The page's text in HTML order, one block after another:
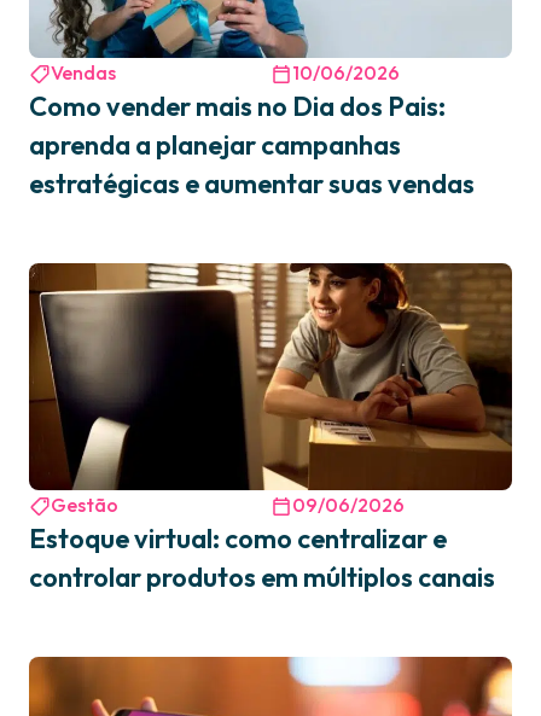
Vendas 10/06/2026
Como vender mais no Dia dos Pais:
aprenda a planejar campanhas
estratégicas e aumentar suas vendas
Gestão 09/06/2026
Estoque virtual: como centralizar e
controlar produtos em múltiplos canais